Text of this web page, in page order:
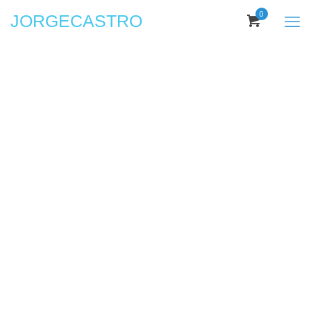
JORGECASTRO 0